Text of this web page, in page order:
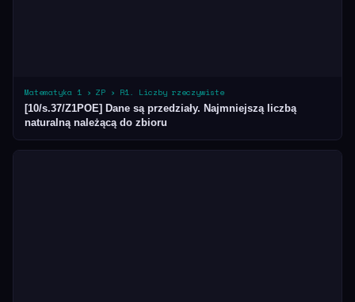
Matematyka 1 › ZP › R1. Liczby rzeczywiste
[10/s.37/Z1POE] Dane są przedziały. Najmniejszą liczbą
naturalną należącą do zbioru